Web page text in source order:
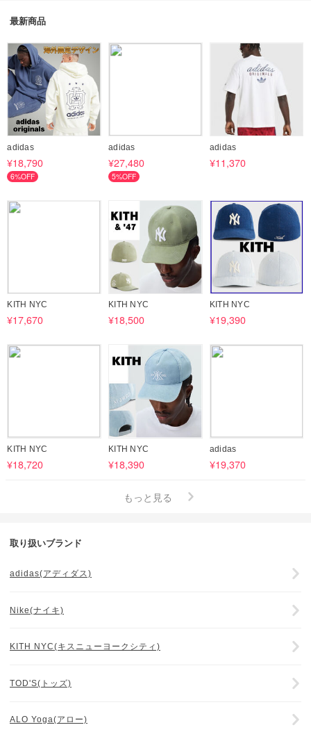
最新商品
adidas
¥18,790
6%OFF
adidas
¥27,480
5%OFF
adidas
¥11,370
KITH NYC
¥17,670
KITH NYC
¥18,500
KITH NYC
¥19,390
KITH NYC
¥18,720
KITH NYC
¥18,390
adidas
¥19,370
もっと見る
取り扱いブランド
adidas(アディダス)
Nike(ナイキ)
KITH NYC(キスニューヨークシティ)
TOD'S(トッズ)
ALO Yoga(アロー)